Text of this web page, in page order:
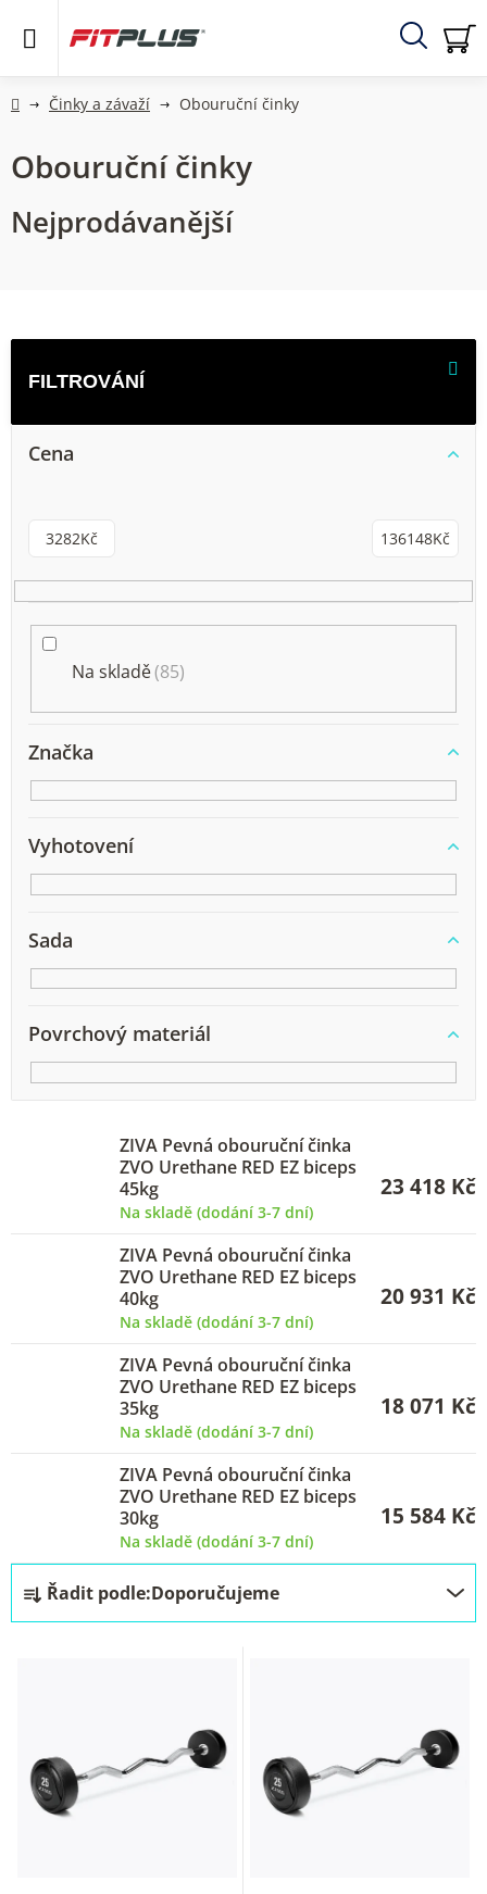
Hledat
DomůČinky a závaží Obouruční činky
Obouruční činky
Nejprodávanější
ZIVA Pevná obouruční činka
ZVO Urethane RED EZ biceps
45kg
Na skladě (dodání 3-7 dní)
23 418 Kč
ZIVA Pevná obouruční činka
ZVO Urethane RED EZ biceps
40kg
Na skladě (dodání 3-7 dní)
20 931 Kč
ZIVA Pevná obouruční činka
ZVO Urethane RED EZ biceps
35kg
Na skladě (dodání 3-7 dní)
18 071 Kč
ZIVA Pevná obouruční činka
ZVO Urethane RED EZ biceps
30kg
Na skladě (dodání 3-7 dní)
15 584 Kč
Ř
a
Řadit podle:Doporučujeme
Cena
3282Kč 136148Kč
Na skladě 85
Značka
Vyhotovení
Sada
Povrchový materiál
V
o
d